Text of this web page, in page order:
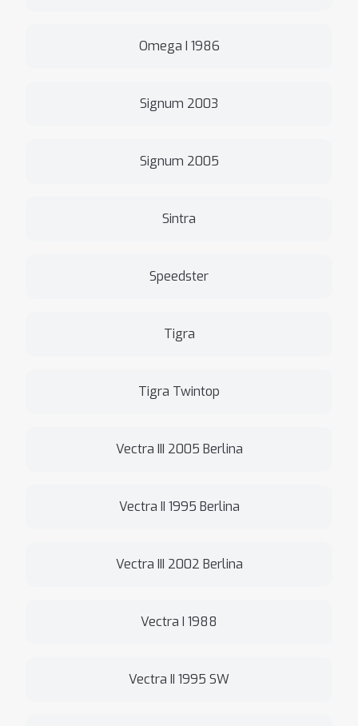
Omega I 1986
Signum 2003
Signum 2005
Sintra
Speedster
Tigra
Tigra Twintop
Vectra III 2005 Berlina
Vectra II 1995 Berlina
Vectra III 2002 Berlina
Vectra I 1988
Vectra II 1995 SW